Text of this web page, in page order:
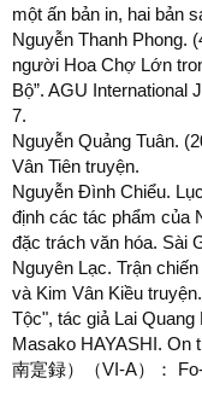
một ấn bản in, hai bản
Nguyễn Thanh Phong.
người Hoa Chợ Lớn
Bộ”. AGU International
7.
Nguyễn Quảng Tuân.
Vân Tiên truyện.
Nguyễn Đình Chiểu.
định các tác phẩm của
đặc trách văn hóa. Sài
Nguyên Lạc. Trận
và Kim Vân Kiều
Tộc", tác giả Lai Quang
Masako HAYASHI. On
南寔録）（VI-A）：